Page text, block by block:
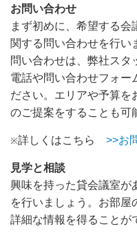
お問い合わせ
まず初めに、希望する会
関する問い合わせを行い
問い合わせは、弊社スタ
電話や問い合わせフォー
ださい。エリアや予算を
のご提案をすることも可
※詳しくはこちら >>お
見学と相談
興味を持った貸会議室が
を行いましょう。お部屋
詳細な情報を得ることが